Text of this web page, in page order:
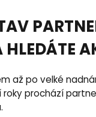
až po velké
prochází